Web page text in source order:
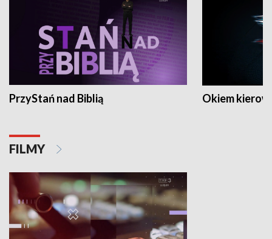
PrzyStań nad Biblią Okiem
FILMY